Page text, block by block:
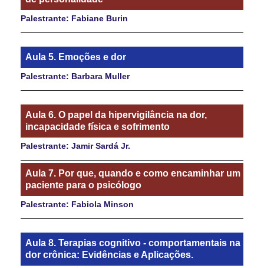
Palestrante: Fabiane Burin
Aula 5. Emoções e dor
Palestrante: Barbara Muller
Aula 6. O papel da hipervigilância na dor,
incapacidade física e sofrimento
Palestrante: Jamir Sardá Jr.
Aula 7. Por que, quando e como encaminhar um
paciente para o psicólogo
Palestrante: Fabiola Minson
Aula 8. Terapias cognitivo - comportamentais na
dor crônica: Evidências e Aplicações.